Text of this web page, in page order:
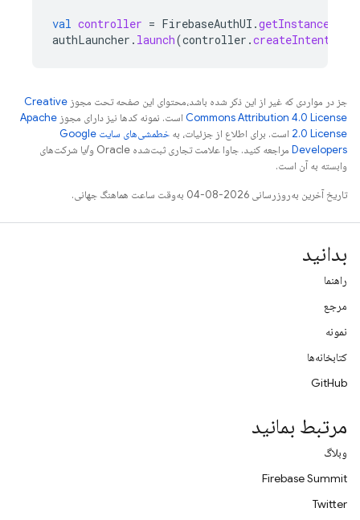
val controller = FirebaseAuthUI .getInstance
authLauncher . launch(controller .createIntent
جز در مواردی که غیر از این ذکر شده باشد،‌محتوای این صفحه تحت مجوز Creative
Commons Attribution 4.0 License است. نمونه کدها نیز دارای مجوز Apache
2.0 License است. برای اطلاع از جزئیات، به
خطمشی‌های سایت Google
Developers‏
مراجعه کنید. جاوا علامت تجاری ثبت‌شده Oracle و/یا شرکت‌های
وابسته به آن است.
تاریخ آخرین به‌روزرسانی 2026-08-04 به‌وقت ساعت هماهنگ جهانی.
بدانید
راهنما
مرجع
نمونه
کتابخانه‌ها
GitHub
مرتبط بمانید
وبلاگ
Firebase Summit
Twitter